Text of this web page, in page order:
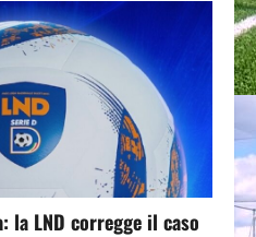
la LND corregge il caso